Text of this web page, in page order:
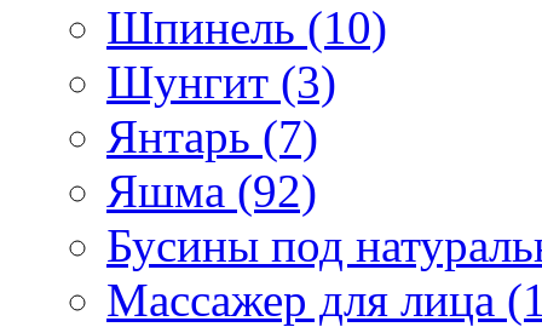
Шпинель (10)
Шунгит (3)
Янтарь (7)
Яшма (92)
Бусины под
Массажер для лица